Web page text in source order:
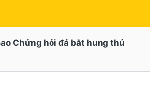
Chửng hỏi đá bắt hung thủ